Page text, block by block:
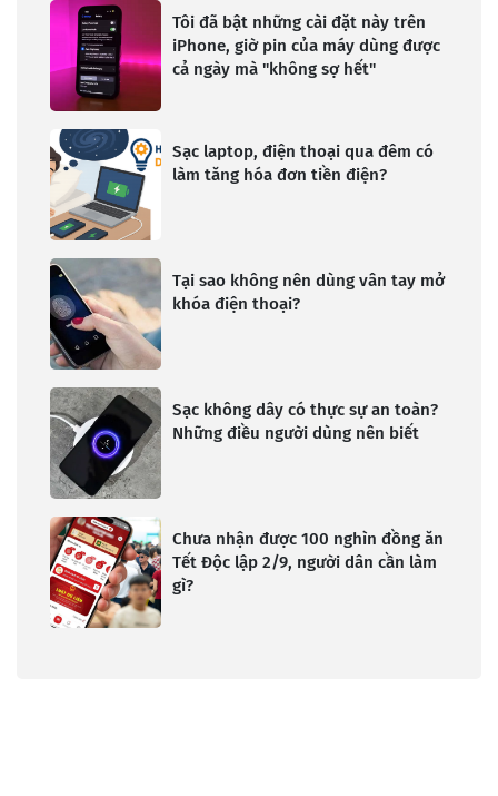
Tôi đã bật những cài đặt này trên
iPhone, giờ pin của máy dùng được
cả ngày mà "không sợ hết"
Sạc laptop, điện thoại qua đêm có
làm tăng hóa đơn tiền điện?
Tại sao không nên dùng vân tay mở
khóa điện thoại?
Sạc không dây có thực sự an toàn?
Những điều người dùng nên biết
Chưa nhận được 100 nghìn đồng ăn
Tết Độc lập 2/9, người dân cần làm
gì?